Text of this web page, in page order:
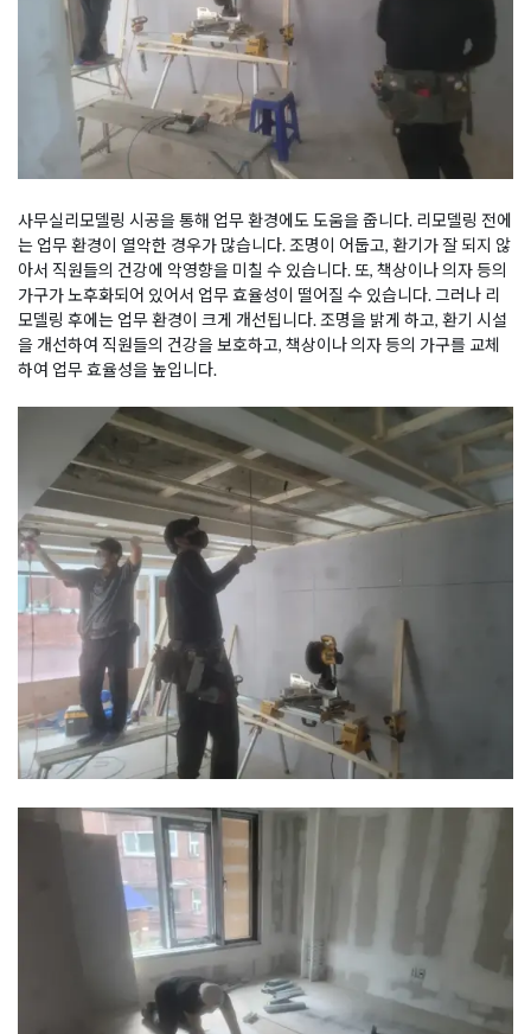
사무실리모델링 시공을 통해 업무 환경에도 도움을 줍니다. 리모델링 전에
는 업무 환경이 열악한 경우가 많습니다. 조명이 어둡고, 환기가 잘 되지 않
아서 직원들의 건강에 악영향을 미칠 수 있습니다. 또, 책상이나 의자 등의
가구가 노후화되어 있어서 업무 효율성이 떨어질 수 있습니다. 그러나 리
모델링 후에는 업무 환경이 크게 개선됩니다. 조명을 밝게 하고, 환기 시설
을 개선하여 직원들의 건강을 보호하고, 책상이나 의자 등의 가구를 교체
하여 업무 효율성을 높입니다.